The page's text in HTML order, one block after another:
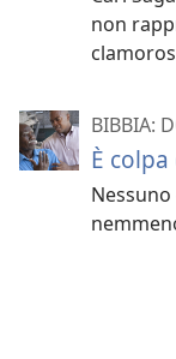
non
BIBBIA:
È